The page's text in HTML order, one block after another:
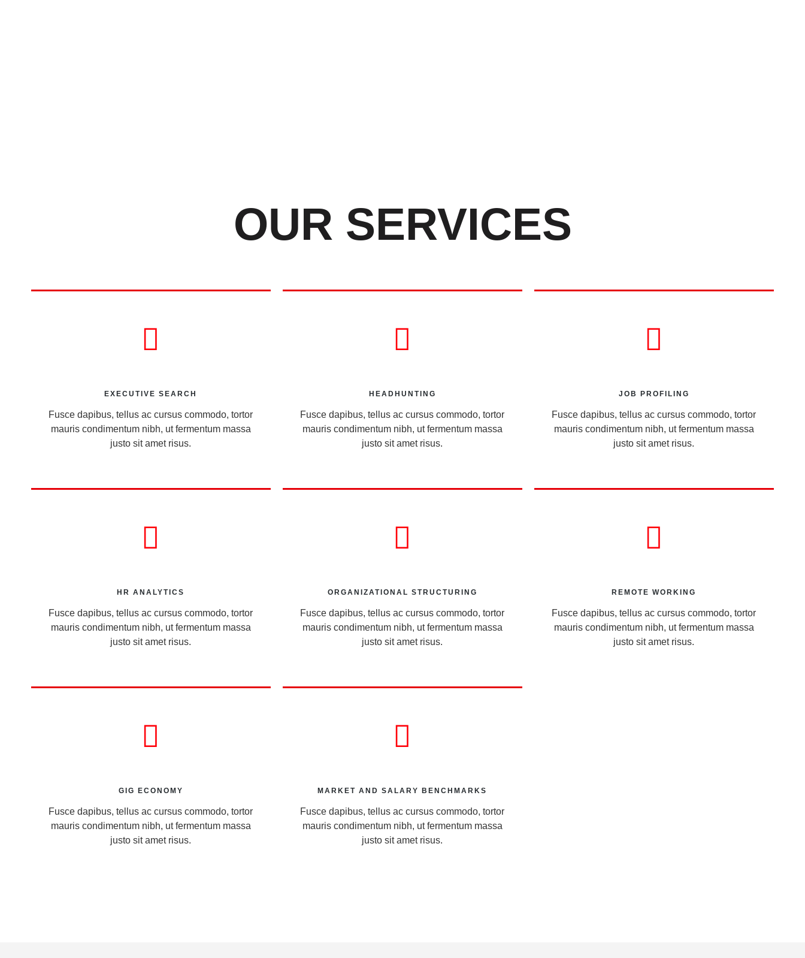
OUR SERVICES
EXECUTIVE SEARCH
Fusce dapibus, tellus ac cursus commodo, tortor
mauris condimentum nibh, ut fermentum massa
justo sit amet risus.
HEADHUNTING
Fusce dapibus, tellus ac cursus commodo, tortor
mauris condimentum nibh, ut fermentum massa
justo sit amet risus.
JOB PROFILING
Fusce dapibus, tellus ac cursus commodo, tortor
mauris condimentum nibh, ut fermentum massa
justo sit amet risus.
HR ANALYTICS
Fusce dapibus, tellus ac cursus commodo, tortor
mauris condimentum nibh, ut fermentum massa
justo sit amet risus.
ORGANIZATIONAL STRUCTURING
Fusce dapibus, tellus ac cursus commodo, tortor
mauris condimentum nibh, ut fermentum massa
justo sit amet risus.
REMOTE WORKING
Fusce dapibus, tellus ac cursus commodo, tortor
mauris condimentum nibh, ut fermentum massa
justo sit amet risus.
GIG ECONOMY
Fusce dapibus, tellus ac cursus commodo, tortor
mauris condimentum nibh, ut fermentum massa
justo sit amet risus.
MARKET AND SALARY BENCHMARKS
Fusce dapibus, tellus ac cursus commodo, tortor
mauris condimentum nibh, ut fermentum massa
justo sit amet risus.